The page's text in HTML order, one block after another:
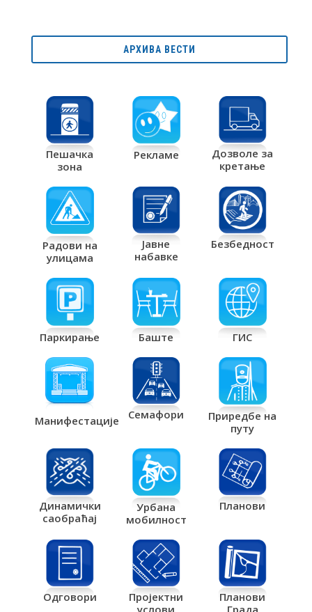
АРХИВА ВЕСТИ
Пешачка
зона
Рекламе
Дозволе за
кретање
Радови на
улицама
Јавне
набавке
Безбедност
Паркирање Баште ГИС
Манифестације Семафори
Приредбе на
путу
Динамички
саобраћај
Урбана
мобилност
Планови
Одговори
Пројектни
Планови